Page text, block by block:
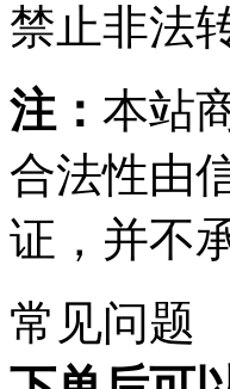
禁止非法
注： 本站
合法性由
证，并不
常见问题